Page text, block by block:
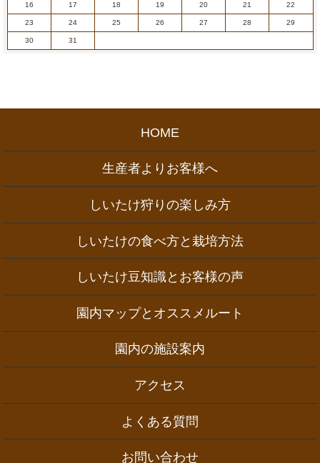
16 17 18 19 20 21 22
23 24 25 26 27 28 29
30 31
HOME
生産者よりお客様へ
しいたけ狩りの楽しみ方
しいたけの食べ方と栽培方法
しいたけ豆知識とお客様の声
園内マップとオススメルート
園内の施設案内
アクセス
よくある質問
お問い合わせ